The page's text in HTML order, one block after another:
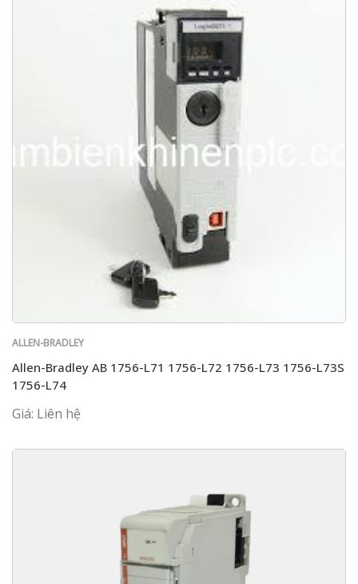
ALLEN-BRADLEY
Allen-Bradley AB 1756-L71 1756-L72 1756-L73 1756-L73S
1756-L74
Giá: Liên hệ